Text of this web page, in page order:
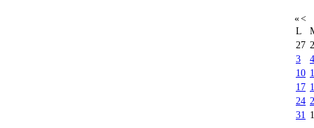
«<
L
27
3
4
10
17
24
31
1